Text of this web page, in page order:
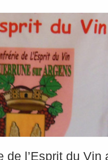
de l’Esprit du Vin